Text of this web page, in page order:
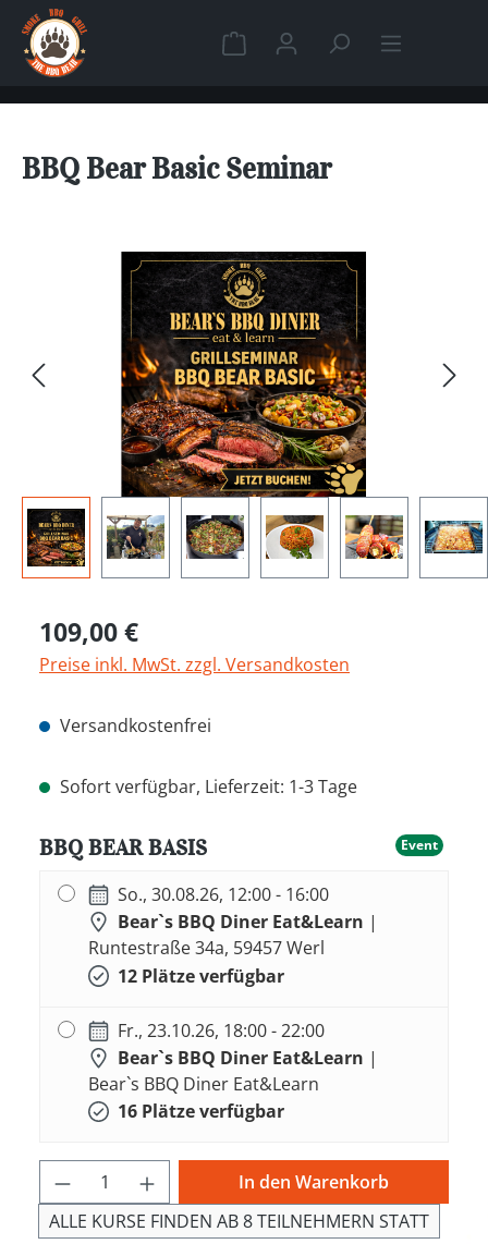
Zum Hauptinhalt springen
Warenkorb enthält 0
BBQ Bear Basic Seminar
Bildergalerie überspringen
Regulärer Preis:
109,00 €
Preise inkl. MwSt. zzgl. Versandkosten
Versandkostenfrei
Sofort verfügbar, Lieferzeit: 1-3 Tage
BBQ BEAR BASIS Event
So., 30.08.26, 12:00 - 16:00
Bear`s BBQ Diner Eat&Learn |
Runtestraße 34a, 59457 Werl
12 Plätze verfügbar
Fr., 23.10.26, 18:00 - 22:00
Bear`s BBQ Diner Eat&Learn |
Bear`s BBQ Diner Eat&Learn
16 Plätze verfügbar
Produkt Anzahl: Gib den
ALLE KURSE FINDEN AB 8 TEILNEHMERN STATT
In den Warenkorb